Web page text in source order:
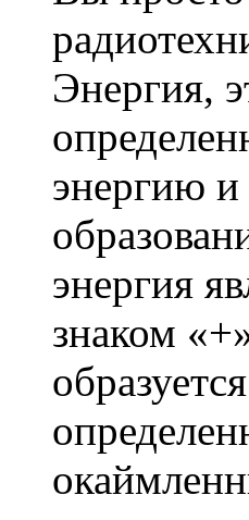
Энергия,
энергию
энергия
знаком